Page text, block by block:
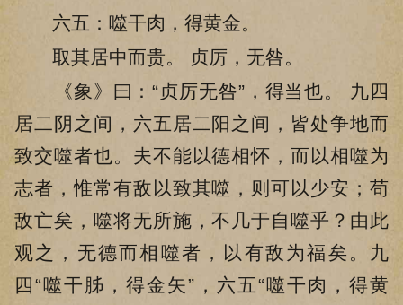
六五：噬干肉，得黄金。
取其居中而贵。 贞厉，无咎。
《象》曰：“贞厉无咎”，得当也。 九四
居二阴之间，六五居二阳之间，皆处争地而
致交噬者也。夫不能以德相怀，而以相噬为
志者，惟常有敌以致其噬，则可以少安；苟
敌亡矣，噬将无所施，不几于自噬乎？由此
观之，无德而相噬者，以有敌为福矣。九
四“噬干胏，得金矢”，六五“噬干肉，得黄